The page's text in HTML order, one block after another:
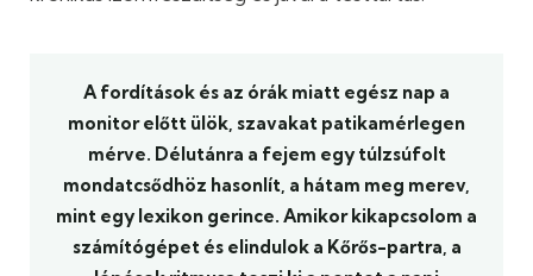
A fordítások és az órák miatt egész nap a
monitor előtt ülök, szavakat patikamérlegen
mérve. Délutánra a fejem egy túlzsúfolt
mondatcsődhöz hasonlít, a hátam meg merev,
mint egy lexikon gerince. Amikor kikapcsolom a
számítógépet és elindulok a Kőrős-partra, a